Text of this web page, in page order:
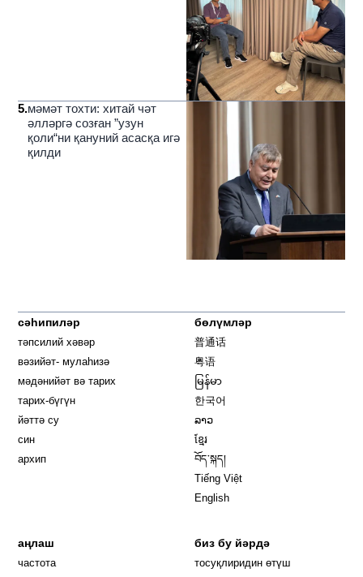
5.мәмәт тохти: хитай чәт
әлләргә созған ”узун
қоли“ни қануний асасқа игә
қилди
сәһипиләр
тәпсилий хәвәр
вәзийәт- мулаһизә
мәдәнийәт вә тарих
тарих-бүгүн
йәттә су
син
архип
бөлүмләр
普通话
粤语
မြန်မာ
한국어
ລາວ
ខ្មែរ
བོད་སྐད།
Tiếng Việt
English
аңлаш
частота
биз бу йәрдә
тосуқлиридин өтүш